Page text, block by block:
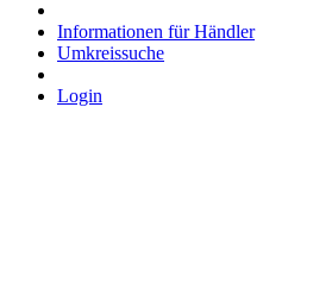
Informationen für Händler
Umkreissuche
Login